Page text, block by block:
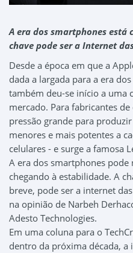
A era dos smartphones está
chave pode ser a Internet
Desde a época em que a
dada a largada para a era
também deu-se início a uma
mercado. Para fabricantes
pressão grande para
menores e mais potentes a
celulares - e surge a famosa
A era dos smartphones pode
chegando à estabilidade. A
breve, pode ser a internet
na opinião de Narbeh
Adesto Technologies.
Em uma coluna para o
dentro da próxima década,